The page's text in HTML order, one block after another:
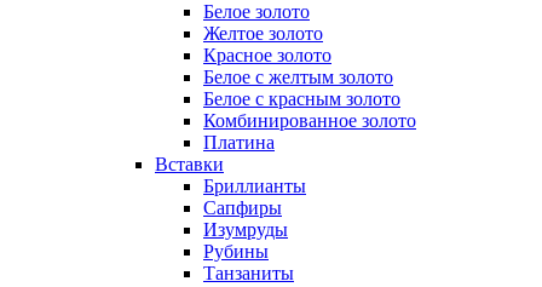
Белое золото
Желтое золото
Красное золото
Белое с желтым золото
Белое с красным золото
Комбинированное золото
Платина
Вставки
Бриллианты
Сапфиры
Изумруды
Рубины
Танзаниты